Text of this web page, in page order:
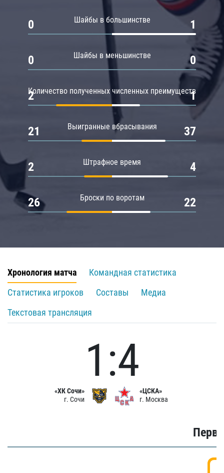
Шайбы в большинстве
0 1
Шайбы в меньшинстве
0 0
Количество полученных численных преимуществ
2 1
Выигранные вбрасывания
21 37
Штрафное время
2 4
Броски по воротам
26 22
Хронология матча
Командная статистика
Статистика игроков
Составы
Медиа
Текстовая трансляция
«ХК Сочи»
г. Сочи
1:4
«ЦСКА»
г. Москва